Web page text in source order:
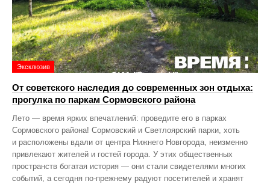
Эксклюзив
От советского наследия до современных зон отдыха:
прогулка по паркам Сормовского района
Лето — время ярких впечатлений: проведите его в парках
Сормовского района! Сормовский и Светлоярский парки, хоть
и расположены вдали от центра Нижнего Новгорода, неизменно
привлекают жителей и гостей города. У этих общественных
пространств богатая история — они стали свидетелями многих
событий, а сегодня по‑прежнему радуют посетителей и хранят